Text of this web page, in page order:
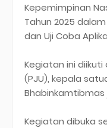
Kepemimpinan
Tahun 2025
dan Uji Coba
Kegiatan ini
(PJU), kepala
Bhabinkamtibmas
Kegiatan dibuka